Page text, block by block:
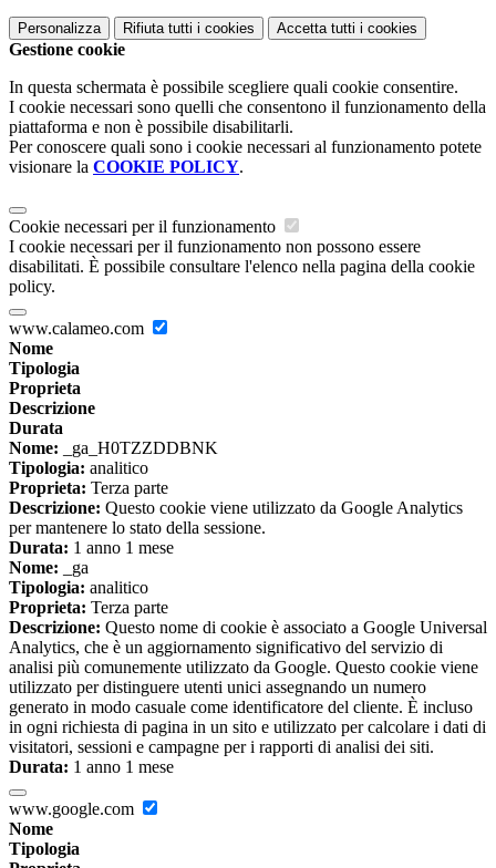
Personalizza Rifiuta tutti i cookies Accetta tutti i cookies
Gestione cookie
In questa schermata è possibile scegliere quali cookie consentire.
I cookie necessari sono quelli che consentono il funzionamento della
piattaforma e non è possibile disabilitarli.
Per conoscere quali sono i cookie necessari al funzionamento potete
visionare la COOKIE POLICY.
Cookie necessari per il funzionamento
I cookie necessari per il funzionamento non possono essere
disabilitati. È possibile consultare l'elenco nella pagina della cookie
policy.
www.calameo.com
Nome
Tipologia
Proprieta
Descrizione
Durata
Nome: _ga_H0TZZDDBNK
Tipologia: analitico
Proprieta: Terza parte
Descrizione: Questo cookie viene utilizzato da Google Analytics
per mantenere lo stato della sessione.
Durata: 1 anno 1 mese
Nome: _ga
Tipologia: analitico
Proprieta: Terza parte
Descrizione: Questo nome di cookie è associato a Google Universal
Analytics, che è un aggiornamento significativo del servizio di
analisi più comunemente utilizzato da Google. Questo cookie viene
utilizzato per distinguere utenti unici assegnando un numero
generato in modo casuale come identificatore del cliente. È incluso
in ogni richiesta di pagina in un sito e utilizzato per calcolare i dati di
visitatori, sessioni e campagne per i rapporti di analisi dei siti.
Durata: 1 anno 1 mese
www.google.com
Nome
Tipologia